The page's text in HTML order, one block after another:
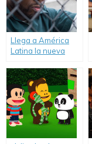
Llega a América
Latina la nueva
protagonizada por
Curtis «50 Cent»
Jackson.